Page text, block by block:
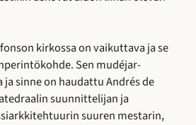
kirkossa on vaikuttava ja se
Sen mudéjar-
sinne on haudattu Andrés de
suunnittelijan ja
suuren mestarin,